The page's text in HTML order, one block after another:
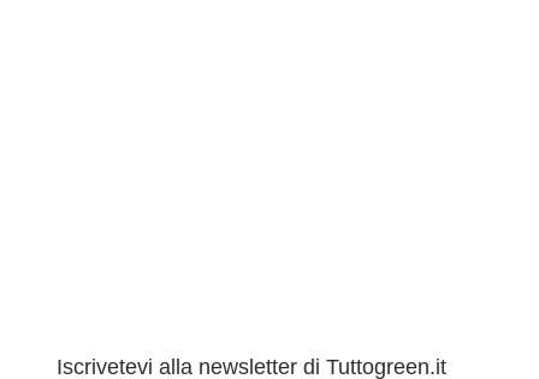
Iscrivetevi alla newsletter di Tuttogreen.it